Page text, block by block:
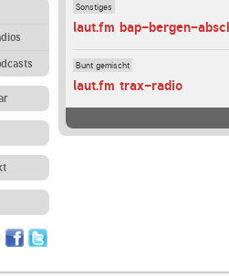
Sonstiges
laut.fm bap-bergen-
Bunt gemischt
laut.fm trax-radio